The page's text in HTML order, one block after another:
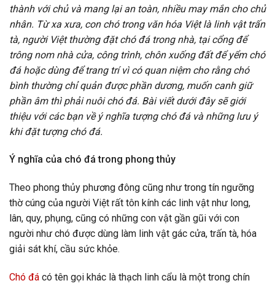
thành với chủ và mang lại an toàn, nhiều may mắn cho chủ
nhân. Từ xa xưa, con chó trong văn hóa Việt là linh vật trấn
tà, người Việt thường đặt chó đá trong nhà, tại cổng để
trông nom nhà cửa, công trình, chôn xuống đất để yểm chó
đá hoặc dùng để trang trí vì có quan niệm cho rằng chó
bình thường chỉ quản được phần dương, muốn canh giữ
phần âm thì phải nuôi chó đá. Bài viết dưới đây sẽ giới
thiệu với các bạn về ý nghĩa tượng chó đá và những lưu ý
khi đặt tượng chó đá.
Ý nghĩa của chó đá trong phong thủy
Theo phong thủy phương đông cũng như trong tín ngưỡng
thờ cúng của người Việt rất tôn kính các linh vật như long,
lân, quy, phụng, cũng có những con vật gần gũi với con
người như chó được dùng làm linh vật gác cửa, trấn tà, hóa
giải sát khí, cầu sức khỏe.
Chó đá có tên gọi khác là thạch linh cẩu là một trong chín